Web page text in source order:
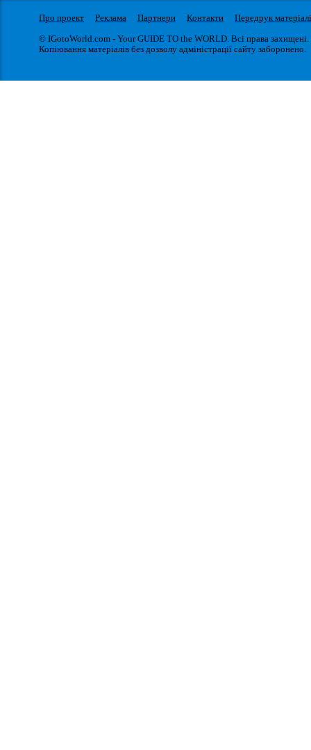
Про проект Реклама Партнери Контакти
Передрук
© IGotoWorld.com - Your GUIDE TO the WORLD. Всі права захищені.
Копіювання матеріалів без дозволу адміністрації сайту заборонено.